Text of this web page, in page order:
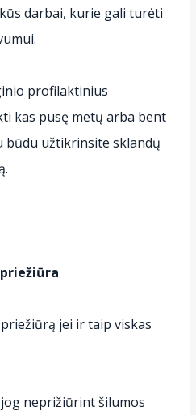
darbai, kurie gali turėti
profilaktinius
kas pusę metų arba bent
būdu užtikrinsite sklandų
jei ir taip viskas
neprižiūrint šilumos